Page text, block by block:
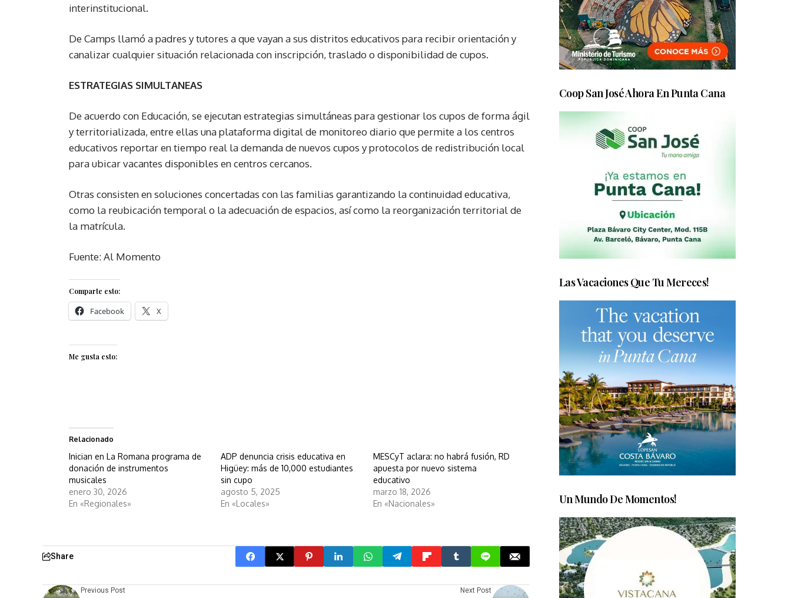
interinstitucional.
De Camps llamó a padres y tutores a que vayan a sus distritos educativos para recibir orientación y
canalizar cualquier situación relacionada con inscripción, traslado o disponibilidad de cupos.
ESTRATEGIAS SIMULTANEAS
De acuerdo con Educación, se ejecutan estrategias simultáneas para gestionar los cupos de forma ágil
y territorializada, entre ellas una plataforma digital de monitoreo diario que permite a los centros
educativos reportar en tiempo real la demanda de nuevos cupos y protocolos de redistribución local
para ubicar vacantes disponibles en centros cercanos.
Otras consisten en soluciones concertadas con las familias garantizando la continuidad educativa,
como la reubicación temporal o la adecuación de espacios, así como la reorganización territorial de
la matrícula.
Fuente: Al Momento
Comparte esto:
Facebook X
Me gusta esto:
Relacionado
Inician en La Romana programa de
donación de instrumentos
musicales
enero 30, 2026
En «Regionales»
ADP denuncia crisis educativa en
Higüey: más de 10,000 estudiantes
sin cupo
agosto 5, 2025
En «Locales»
MESCyT aclara: no habrá fusión, RD
apuesta por nuevo sistema
educativo
marzo 18, 2026
En «Nacionales»
Share
Previous Post Next Post
Coop San José Ahora En Punta Cana
Las Vacaciones Que Tu Mereces!
Un Mundo De Momentos!